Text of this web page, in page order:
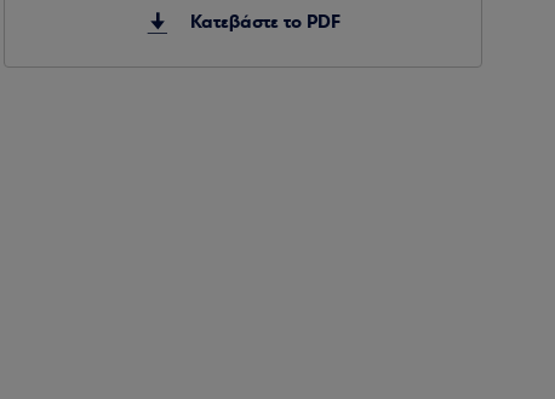
Κατεβάστε το PDF